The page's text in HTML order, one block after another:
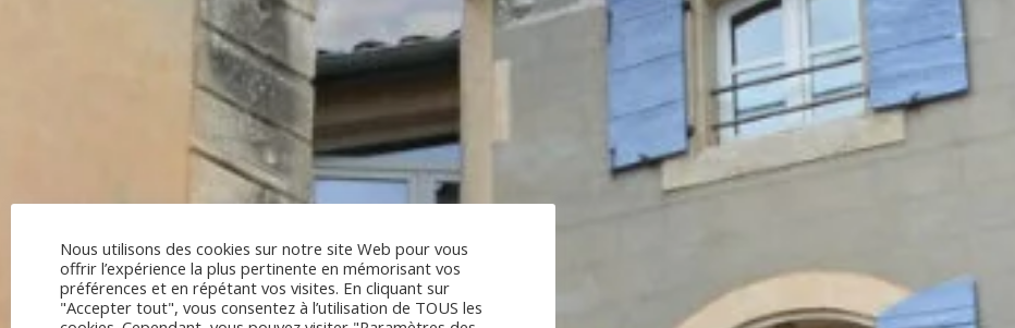
Nous utilisons des cookies sur notre site Web pour vous
offrir l’expérience la plus pertinente en mémorisant vos
préférences et en répétant vos visites. En cliquant sur
"Accepter tout", vous consentez à l’utilisation de TOUS les